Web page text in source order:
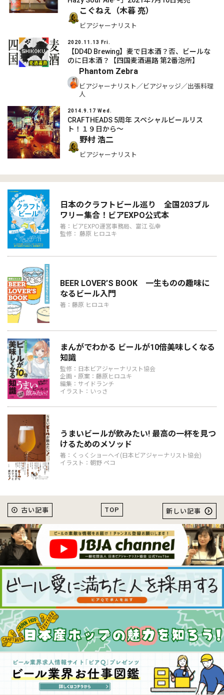
こぐねえ（木暮 亮）
ビアジャーナリスト
2020.11.13 Fri.
【DD4D Brewing】麦で日本酒？否、ビールな
のに日本酒？【四国麦酒遍路 第2番泡所】
Phantom Zebra
ビアジャーナリスト／ビアジャッジ／出張料理
人
2014.9.17 Wed.
CRAFTHEADS 5周年 スペシャルビールリス
ト！１９日から〜
野村 浩二
ビアジャーナリスト
日本のクラフトビール巡り 全国203ブル
ワリー集合！ビアEXPO公式本
著：ビアEXPO運営事務局、富江 弘幸
監修： 藤原 ヒロユキ
BEER LOVER’S BOOK 一生ものの趣味に
なるビール入門
著：藤原 ヒロユキ
まんがでわかる ビールが10倍美味しくなる
知識
監修：日本ビアジャーナリスト協会
企画・原案：藤原ヒロユキ
編集：サイドランチ
イラスト：いっさ
うまいビールが飲みたい! 最高の一杯を見つ
けるためのメソッド
著：くっくショーヘイ(日本ビアジャーナリスト協会)
イラスト：朝野 ペコ
TOP
古い記事 新しい記事